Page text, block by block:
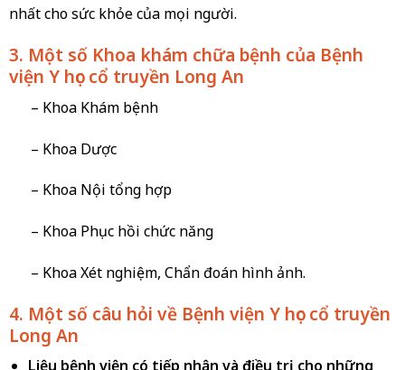
nhất cho sức khỏe của mọi người.
3. Một số Khoa khám chữa bệnh của Bệnh
viện Y học cổ truyền Long An
– Khoa Khám bệnh
– Khoa Dược
– Khoa Nội tổng hợp
– Khoa Phục hồi chức năng
– Khoa Xét nghiệm, Chẩn đoán hình ảnh.
4. Một số câu hỏi về Bệnh viện Y học cổ truyền
Long An
Liệu bệnh viện có tiếp nhận và điều trị cho những